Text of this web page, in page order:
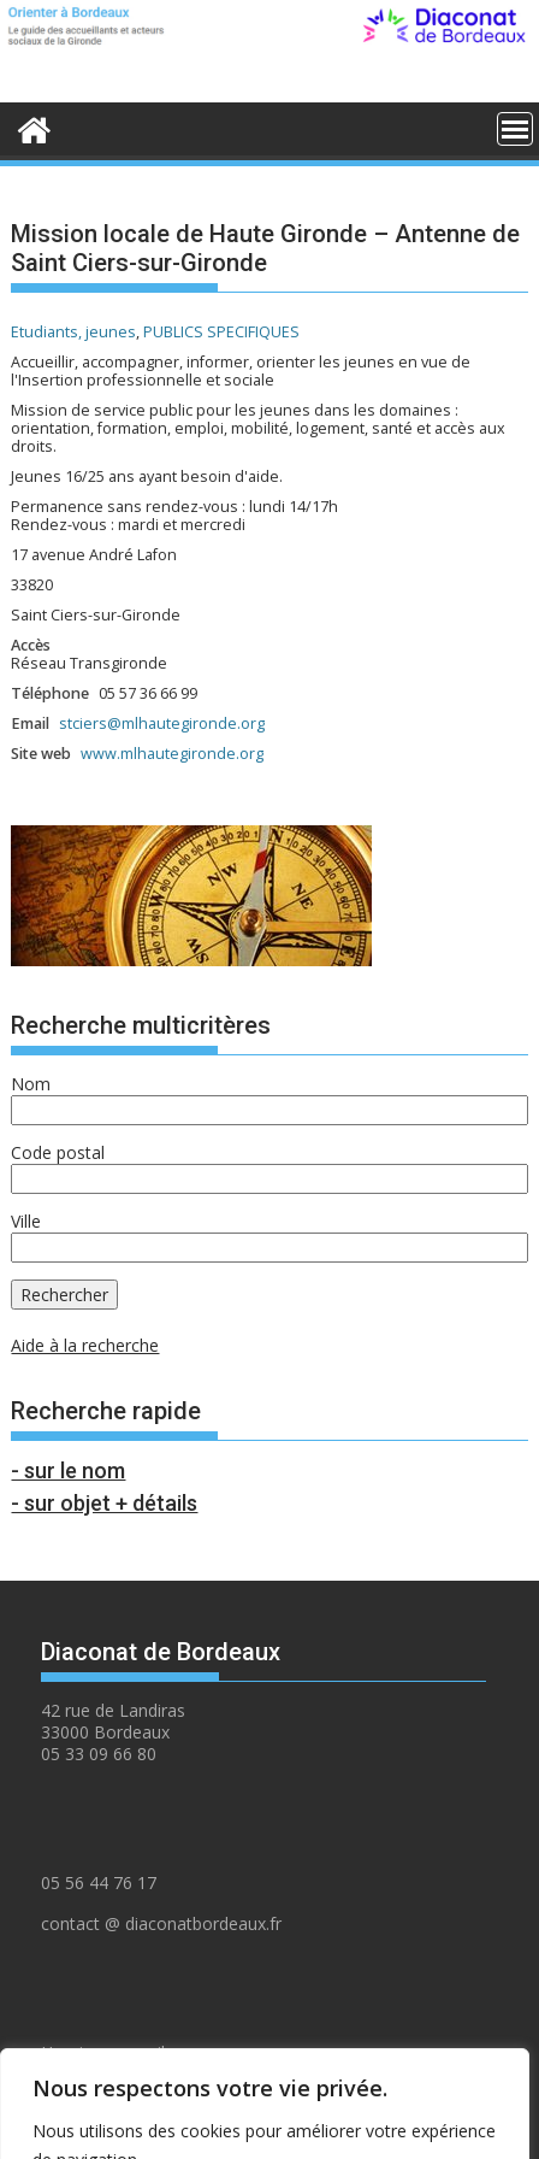
Nous respectons votre vie privée.
Nous utilisons des cookies pour améliorer votre expérience
S
t
o
Mission locale de Haute Gironde – Antenne de
Saint Ciers-sur-Gironde
Etudiants, jeunes,PUBLICS SPECIFIQUES
Accueillir, accompagner, informer, orienter les jeunes en vue de
l'Insertion professionnelle et sociale
Mission de service public pour les jeunes dans les domaines :
orientation, formation, emploi, mobilité, logement, santé et accès aux
droits.
Jeunes 16/25 ans ayant besoin d'aide.
Permanence sans rendez-vous : lundi 14/17h
Rendez-vous : mardi et mercredi
17 avenue André Lafon
33820
Saint Ciers-sur-Gironde
Accès
Réseau Transgironde
Téléphone 05 57 36 66 99
Email stciers@mlhautegironde.org
Site web www.mlhautegironde.org
Recherche multicritères
Nom
Code postal
Ville
Aide à la recherche
Recherche rapide
- sur le nom
- sur objet + détails
Diaconat de Bordeaux
42 rue de Landiras
33000 Bordeaux
05 33 09 66 80
05 56 44 76 17
contact @ diaconatbordeaux.fr
Horaires accueil :
du lundi au jeudi de 09:00 à 12:30
et de 14:00 à 17:00